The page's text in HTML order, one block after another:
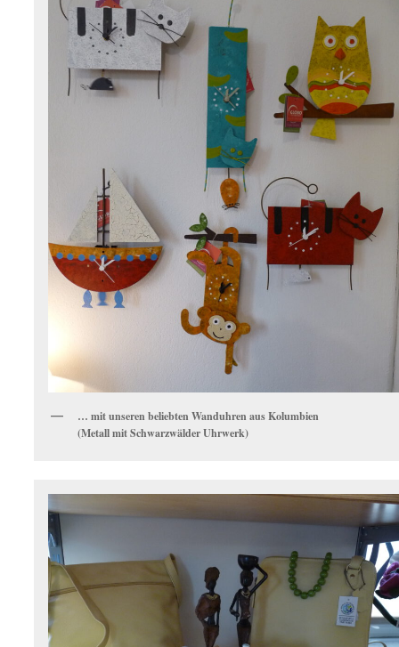
… mit unseren beliebten Wanduhren aus Kolumbien
(Metall mit Schwarzwälder Uhrwerk)